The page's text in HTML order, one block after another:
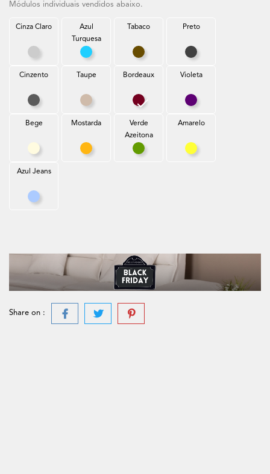
Módulos individuais vendidos abaixo.
Cinza Claro
Azul
Turquesa
Azul Turquesa
Tabaco
Tabaco
Preto
Preto
Cinzento
Cinzento
Taupe
Taupe
Bordeaux
Bordeaux
Violeta
Violeta
Bege Mostarda
Mostarda
Verde
Azeitona
Verde Azeitona
Amarelo
Amarelo
Azul Jeans
Azul Jeans
Share on :